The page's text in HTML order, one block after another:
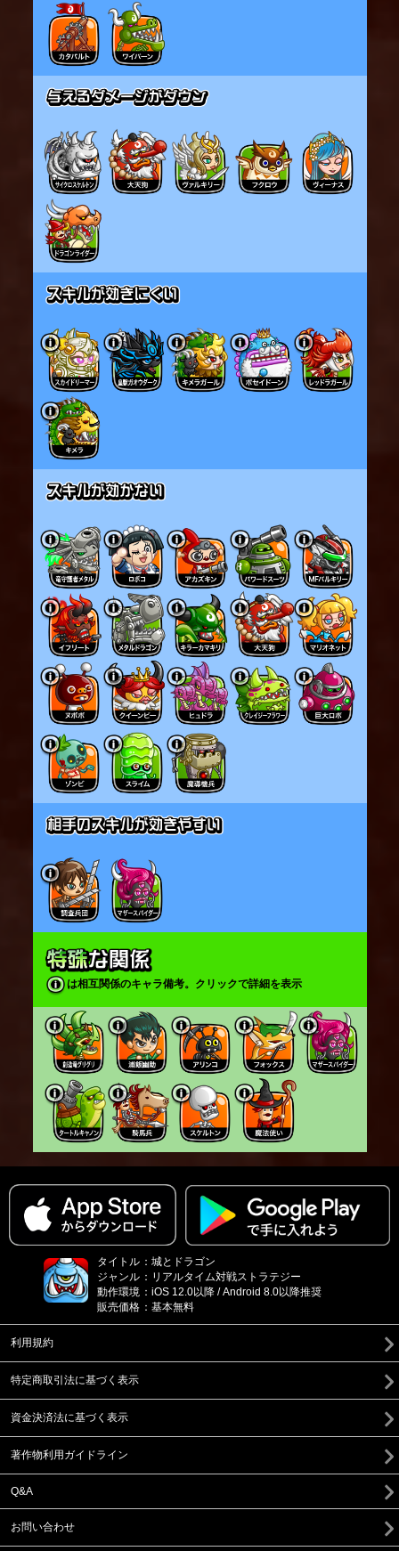
は相互関係のキャラ備考。クリックで詳細を表示
タイトル ： 城とドラゴン
ジャンル ： リアルタイム対戦ストラテジー
動作環境 ： iOS 12.0以降 / Android 8.0以降推奨
販売価格 ： 基本無料
利用規約
特定商取引法に基づく表示
資金決済法に基づく表示
著作物利用ガイドライン
Q&A
お問い合わせ